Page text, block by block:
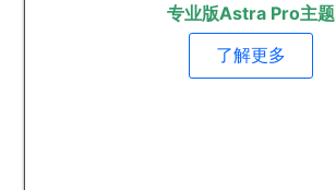
专业版Astra Pro主题
了解更多